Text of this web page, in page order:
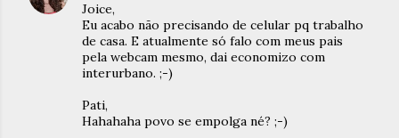
Joice,
Eu acabo não precisando de celular pq trabalho
de casa. E atualmente só falo com meus pais
pela webcam mesmo, dai economizo com
interurbano. ;-)
Pati,
Hahahaha povo se empolga né? ;-)